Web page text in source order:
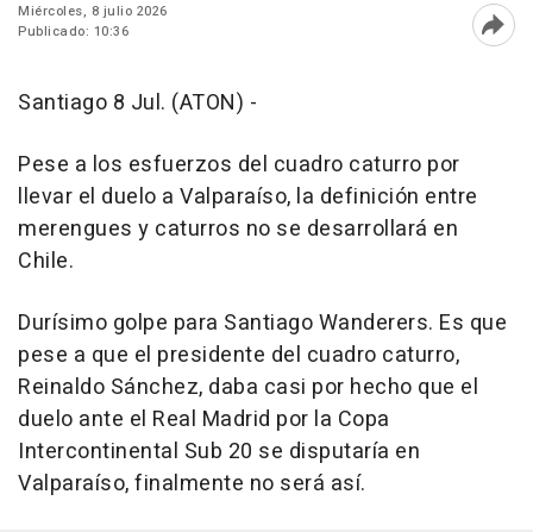
Miércoles, 8 julio 2026
Publicado: 10:36
Santiago 8 Jul. (ATON) -
Pese a los esfuerzos del cuadro caturro por
llevar el duelo a Valparaíso, la definición entre
merengues y caturros no se desarrollará en
Chile.
Durísimo golpe para Santiago Wanderers. Es que
pese a que el presidente del cuadro caturro,
Reinaldo Sánchez, daba casi por hecho que el
duelo ante el Real Madrid por la Copa
Intercontinental Sub 20 se disputaría en
Valparaíso, finalmente no será así.